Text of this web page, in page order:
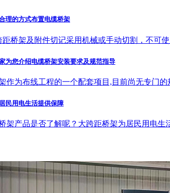
理的方式布置电缆桥架
距桥架及附件切记采用机械或手动切割，不可
为您介绍电缆桥架安装要求及规范指导
作为布线工程的一个配套项目,目前尚无专门
民用电生活提供保障
架产品是否了解呢？大跨距桥架为居民用电生